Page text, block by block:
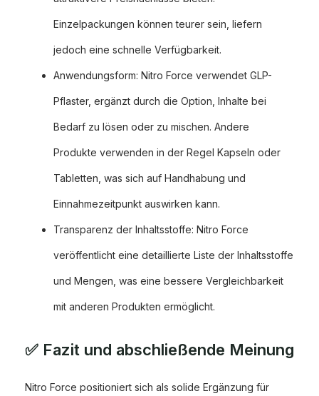
Einzelpackungen können teurer sein, liefern
jedoch eine schnelle Verfügbarkeit.
Anwendungsform: Nitro Force verwendet GLP-
Pflaster, ergänzt durch die Option, Inhalte bei
Bedarf zu lösen oder zu mischen. Andere
Produkte verwenden in der Regel Kapseln oder
Tabletten, was sich auf Handhabung und
Einnahmezeitpunkt auswirken kann.
Transparenz der Inhaltsstoffe: Nitro Force
veröffentlicht eine detaillierte Liste der Inhaltsstoffe
und Mengen, was eine bessere Vergleichbarkeit
mit anderen Produkten ermöglicht.
✅ Fazit und abschließende Meinung
Nitro Force positioniert sich als solide Ergänzung für